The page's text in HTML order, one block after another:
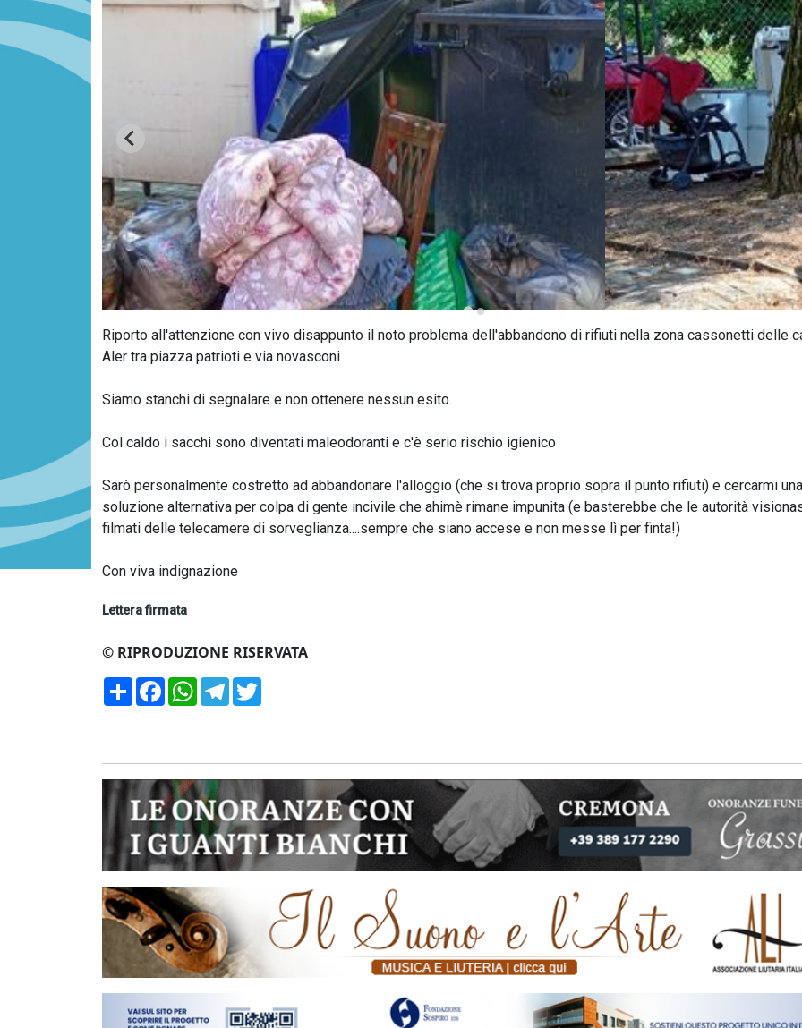
Riporto all'attenzione con vivo disappunto il noto problema dell'abbandono di rifiuti nella zona cassonetti delle
Aler tra piazza patrioti e via novasconi
Siamo stanchi di segnalare e non ottenere nessun esito.
Col caldo i sacchi sono diventati maleodoranti e c'è serio rischio igienico
Sarò personalmente costretto ad abbandonare l'alloggio (che si trova proprio sopra il punto rifiuti) e cercarmi una
soluzione alternativa per colpa di gente incivile che ahimè rimane impunita (e basterebbe che le autorità
filmati delle telecamere di sorveglianza....sempre che siano accese e non messe lì per finta!)
Con viva indignazione
Lettera firmata
© RIPRODUZIONE RISERVATA
CondividiFacebookWhatsApp
Telegram